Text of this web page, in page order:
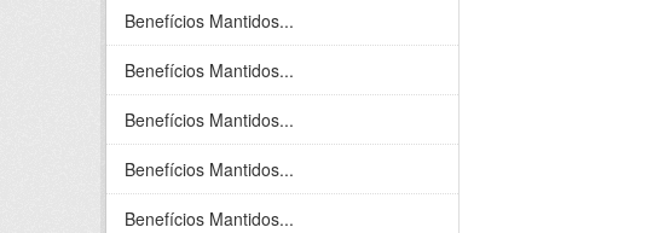
Benefícios Mantidos...
Benefícios Mantidos...
Benefícios Mantidos...
Benefícios Mantidos...
Benefícios Mantidos...